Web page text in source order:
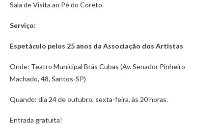
Sala de Visita ao Pé do Coreto.
Serviço:
Espetáculo pelos 25 anos da Associação dos Artistas
Onde: Teatro Municipal Brás Cubas (Av. Senador Pinheiro
Machado, 48, Santos-SP)
Quando: dia 24 de outubro, sexta-feira, às 20 horas.
Entrada gratuita!